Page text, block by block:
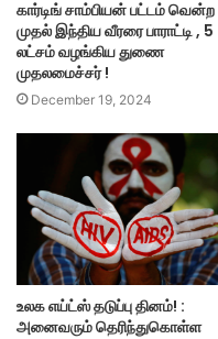
கார்டிங் சாம்பியன் பட்டம் வென்ற
முதல் இந்திய வீரரை பாராட்டி , 5
லட்சம் வழங்கிய துணை
முதலமைச்சர் !
December 19, 2024
உலக எய்ட்ஸ் தடுப்பு தினம்! :
அனைவரும் தெரிந்துகொள்ள